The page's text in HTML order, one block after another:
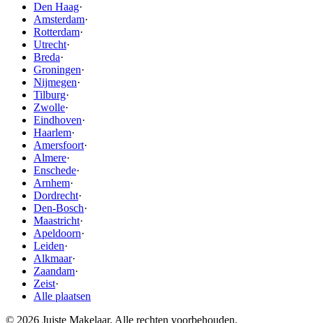
Den Haag·
Amsterdam·
Rotterdam·
Utrecht·
Breda·
Groningen·
Nijmegen·
Tilburg·
Zwolle·
Eindhoven·
Haarlem·
Amersfoort·
Almere·
Enschede·
Arnhem·
Dordrecht·
Den-Bosch·
Maastricht·
Apeldoorn·
Leiden·
Alkmaar·
Zaandam·
Zeist·
Alle plaatsen
© 2026 Juiste Makelaar. Alle rechten voorbehouden.